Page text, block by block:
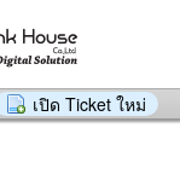
เปิด Ticket ใหม่